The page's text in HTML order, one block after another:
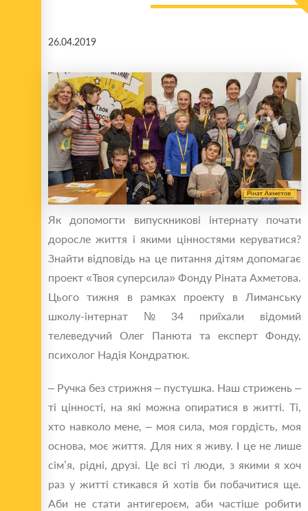
26.04.2019
Як допомогти випускникові інтернату почати
доросле життя і якими цінностями керуватися?
Знайти відповідь на це питання дітям допомагає
проект «Твоя суперсила» Фонду Ріната Ахметова.
Цього тижня в рамках проекту в Лиманську
школу-інтернат № 34 приїхали відомий
телеведучий Олег Панюта та експерт Фонду,
психолог Надія Кондратюк.
– Ручка без стрижня – пустушка. Наш стрижень –
ті цінності, на які можна опиратися в житті. Ті,
хто навколо мене, – моя сила, моя гордість, моя
основа, моє життя. Для них я живу. І це не лише
сім’я, рідні, друзі. Це всі ті люди, з якими я хоч
раз у житті стикався й хотів би побачитися ще.
Аби не стати антигероєм, аби частіше робити